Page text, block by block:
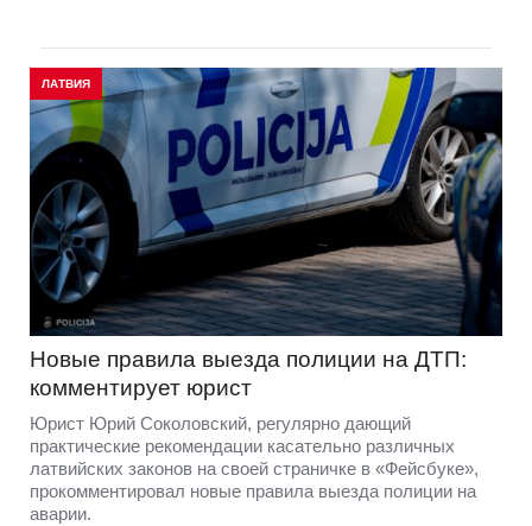
ЛАТВИЯ
Новые правила выезда полиции на ДТП:
комментирует юрист
Юрист Юрий Соколовский, регулярно дающий
практические рекомендации касательно различных
латвийских законов на своей страничке в «Фейсбуке»,
прокомментировал новые правила выезда полиции на
аварии.